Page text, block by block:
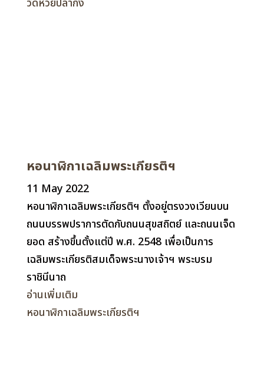
วัดห้วยปลากั้ง
หอนาฬิกาเฉลิมพระเกียรติฯ
11 May 2022
หอนาฬิกาเฉลิมพระเกียรติฯ ตั้งอยู่ตรงวงเวียนบน
ถนนบรรพปราการตัดกับถนนสุขสถิตย์ และถนนเจ็ด
ยอด สร้างขึ้นตั้งแต่ปี พ.ศ. 2548 เพื่อเป็นการ
เฉลิมพระเกียรติสมเด็จพระนางเจ้าฯ พระบรม
ราชินีนาถ
อ่านเพิ่มเติม
หอนาฬิกาเฉลิมพระเกียรติฯ